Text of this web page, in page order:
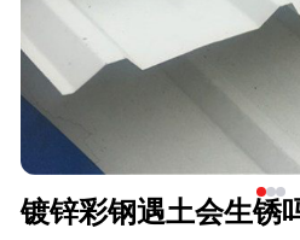
镀锌彩钢遇土会生锈